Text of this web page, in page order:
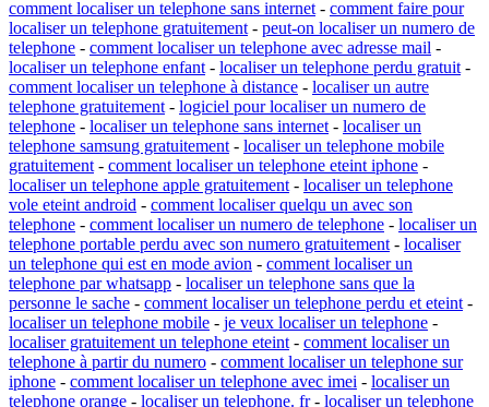
comment localiser un telephone sans internet - comment faire pour
localiser un telephone gratuitement - peut-on localiser un numero de
telephone - comment localiser un telephone avec adresse mail -
localiser un telephone enfant - localiser un telephone perdu gratuit -
comment localiser un telephone à distance - localiser un autre
telephone gratuitement - logiciel pour localiser un numero de
telephone - localiser un telephone sans internet - localiser un
telephone samsung gratuitement - localiser un telephone mobile
gratuitement - comment localiser un telephone eteint iphone -
localiser un telephone apple gratuitement - localiser un telephone
vole eteint android - comment localiser quelqu un avec son
telephone - comment localiser un numero de telephone - localiser un
telephone portable perdu avec son numero gratuitement - localiser
un telephone qui est en mode avion - comment localiser un
telephone par whatsapp - localiser un telephone sans que la
personne le sache - comment localiser un telephone perdu et eteint -
localiser un telephone mobile - je veux localiser un telephone -
localiser gratuitement un telephone eteint - comment localiser un
telephone à partir du numero - comment localiser un telephone sur
iphone - comment localiser un telephone avec imei - localiser un
telephone orange - localiser un telephone. fr- localiser un telephone